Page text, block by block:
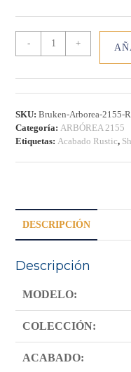
–
RUSTIC
cantidad
- +
SKU:Bruken-Arborea-2155-
Categoría: ARBÓREA 2155
Etiquetas: Acabado Rustic,
DESCRIPCIÓN
Descripción
MODELO:
COLECCIÓN:
ACABADO: